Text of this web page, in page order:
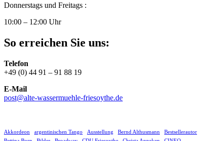
Donnerstags und Freitags :
10:00 – 12:00 Uhr
So erreichen Sie uns:
Telefon
+49 (0) 44 91 – 91 88 19
E-Mail
post@alte-wassermuehle-friesoythe.de
Akkordeon argentinischen Tango Ausstellung Bernd Althusmann
Bestsellerautor